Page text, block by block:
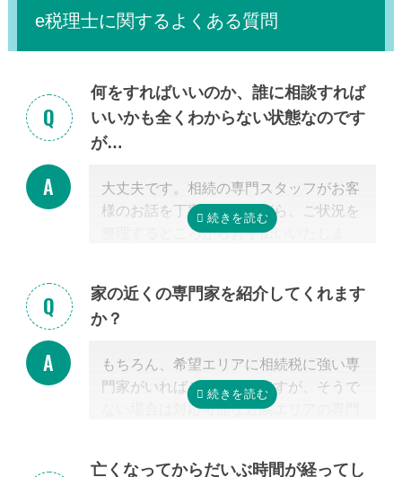
e税理士に関するよくある質問
何をすればいいのか、誰に相談すれば
いいかも全くわからない状態なのです
が…
大丈夫です。相続の専門スタッフがお客
様のお話を丁寧に伺いながら、ご状況を
整理するところからお手伝いいたしま
家の近くの専門家を紹介してくれます
か？
もちろん、希望エリアに相続税に強い専
門家がいればご紹介可能ですが、そうで
ない場合は対応可能な近隣エリアの専門
亡くなってからだいぶ時間が経ってし